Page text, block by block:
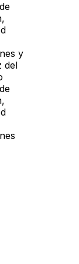
y
del